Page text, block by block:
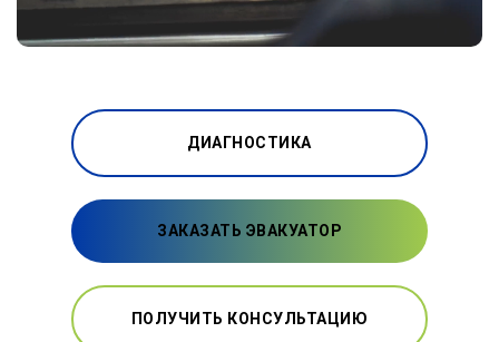
ДИАГНОСТИКА
ЗАКАЗАТЬ ЭВАКУАТОР
ПОЛУЧИТЬ КОНСУЛЬТАЦИЮ